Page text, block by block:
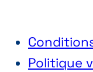
Politique